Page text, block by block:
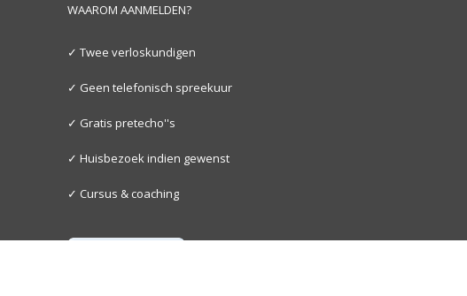
WAAROM AANMELDEN?
✓ Twee verloskundigen
✓ Geen telefonisch spreekuur
✓ Gratis pretecho''s
✓ Huisbezoek indien gewenst
✓ Cursus & coaching